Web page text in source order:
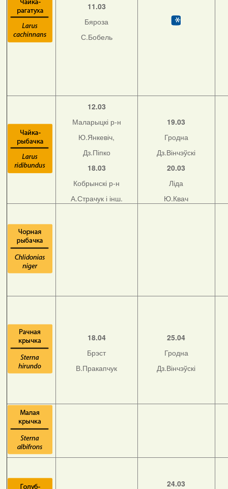
11.03
Бяроза
С.Бобель
12.03
Маларыцкі р-н
Ю.Янкевіч,
Дз.Піпко
18.03
Кобрынскі р-н
А.Страчук і інш.
19.03
Гродна
Дз.Вінчэўскі
20.03
Ліда
Ю.Квач
18.04
Брэст
В.Пракапчук
25.04
Гродна
Дз.Вінчэўскі
24.03